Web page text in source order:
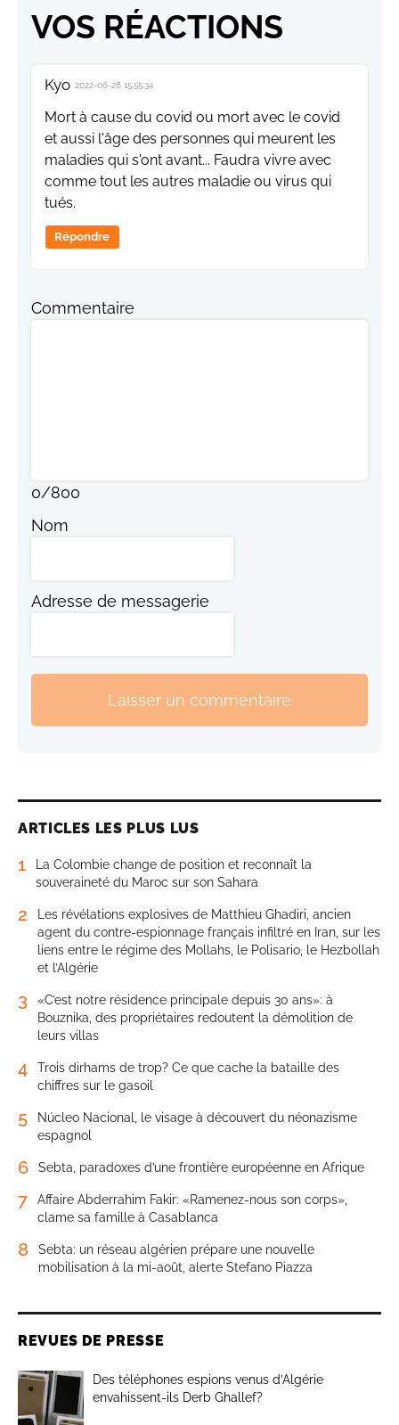
VOS RÉACTIONS
Kyo 2022-06-26 15:55:34
Mort à cause du covid ou mort avec le covid
et aussi l'âge des personnes qui meurent les
maladies qui s'ont avant... Faudra vivre avec
comme tout les autres maladie ou virus qui
tués.
Répondre
Commentaire
0/800
Nom
Adresse de messagerie
Laisser un commentaire
ARTICLES LES PLUS LUS
1
La Colombie change de position et reconnaît la
souveraineté du Maroc sur son Sahara
2
Les révélations explosives de Matthieu Ghadiri, ancien
agent du contre-espionnage français infiltré en Iran, sur les
liens entre le régime des Mollahs, le Polisario, le Hezbollah
et l’Algérie
3
«C’est notre résidence principale depuis 30 ans»: à
Bouznika, des propriétaires redoutent la démolition de
leurs villas
4
Trois dirhams de trop? Ce que cache la bataille des
chiffres sur le gasoil
5
Núcleo Nacional, le visage à découvert du néonazisme
espagnol
6 Sebta, paradoxes d’une frontière européenne en Afrique
7
Affaire Abderrahim Fakir: «Ramenez-nous son corps»,
clame sa famille à Casablanca
8
Sebta: un réseau algérien prépare une nouvelle
mobilisation à la mi-août, alerte Stefano Piazza
REVUES DE PRESSE
Des téléphones espions venus d’Algérie
envahissent-ils Derb Ghallef?